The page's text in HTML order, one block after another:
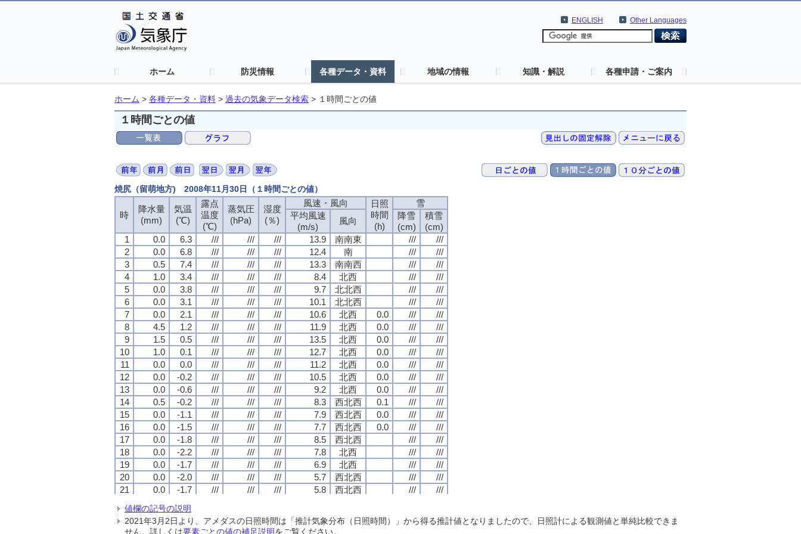
Other Languages
ENGLISH
ホーム 防災情報 各種データ・資料 地域の情報 知識・解説 各種申請・ご案内
ホーム > 各種データ・資料 > 過去の気象データ検索 > １時間ごとの値
１時間ごとの値
焼尻（留萌地方) 2008年11月30日（１時間ごとの値）
時
降水量
(mm)
気温
(℃)
露点
温度
(℃)
蒸気圧
(hPa)
湿度
(％)
風速・風向
日照
時間
(h)
雪
平均風速
(m/s)
風向
降雪
(cm)
積雪
(cm)
1
0.0 6.3 /// /// /// 13.9 南南東 ///
///
2
0.0 6.8 /// /// /// 12.4 南 ///
///
3
0.5 7.4 /// /// /// 13.3 南南西 ///
///
4
1.0 3.4 /// /// /// 8.4 北西 ///
///
5
0.0 3.8 /// /// /// 9.7 北北西 ///
///
6
0.0 3.1 /// /// /// 10.1 北北西 ///
///
7
0.0 2.1 /// /// /// 10.6 北西 0.0 ///
///
8
4.5 1.2 /// /// /// 11.9 北西 0.0 ///
///
9
1.5 0.5 /// /// /// 13.5 北西 0.0 ///
///
10
1.0 0.1 /// /// /// 12.7 北西 0.0 ///
///
11
0.0 0.0 /// /// /// 11.2 北西 0.0 ///
///
12
0.0 -0.2 /// /// /// 10.5 北西 0.0 ///
///
13
0.0 -0.6 /// /// /// 9.2 北西 0.0 ///
///
14
0.5 -0.2 /// /// /// 8.3 西北西 0.1 ///
///
15
0.0 -1.1 /// /// /// 7.9 西北西 0.0 ///
///
16
0.0 -1.5 /// /// /// 7.7 西北西 0.0 ///
///
17
0.0 -1.8 /// /// /// 8.5 西北西 ///
///
18
0.0 -2.2 /// /// /// 7.8 北西 ///
///
19
0.0 -1.7 /// /// /// 6.9 北西 ///
///
20
0.0 -2.0 /// /// /// 5.7 西北西 ///
///
21
0.0 -1.7 /// /// /// 5.8 西北西 ///
///
23
0.0 -1.2 西北西
///
24
0.0 -1.1 /// /// /// 6.0 西北西 /// ///
時
降水量
(mm)
気温
(℃)
露点
温度
(℃)
蒸気圧
(hPa)
湿度
(％)
風速・風向
日照
時間
(h)
雪
平均風速
(m/s)
風向
降雪
(cm)
積雪
(cm)
1
0.0 6.3 /// /// /// 13.9 南南東 ///
///
2
0.0 6.8 /// /// /// 12.4 南 ///
///
3
0.5 7.4 /// /// /// 13.3 南南西 ///
///
4
1.0 3.4 /// /// /// 8.4 北西 ///
///
5
0.0 3.8 /// /// /// 9.7 北北西 ///
///
6
0.0 3.1 /// /// /// 10.1 北北西 ///
///
7
0.0 2.1 /// /// /// 10.6 北西 0.0 ///
///
8
4.5 1.2 /// /// /// 11.9 北西 0.0 ///
///
9
1.5 0.5 /// /// /// 13.5 北西 0.0 ///
///
10
1.0 0.1 /// /// /// 12.7 北西 0.0 ///
///
11
0.0 0.0 /// /// /// 11.2 北西 0.0 ///
///
12
0.0 -0.2 /// /// /// 10.5 北西 0.0 ///
///
13
0.0 -0.6 /// /// /// 9.2 北西 0.0 ///
///
14
0.5 -0.2 /// /// /// 8.3 西北西 0.1 ///
///
15
0.0 -1.1 /// /// /// 7.9 西北西 0.0 ///
///
16
0.0 -1.5 /// /// /// 7.7 西北西 0.0 ///
///
17
0.0 -1.8 /// /// /// 8.5 西北西 ///
///
18
0.0 -2.2 /// /// /// 7.8 北西 ///
///
19
0.0 -1.7 /// /// /// 6.9 北西 ///
///
20
0.0 -2.0 /// /// /// 5.7 西北西 ///
///
21
0.0 -1.7 /// /// /// 5.8 西北西 ///
///
23
0.0 -1.2 西北西
///
24
0.0 -1.1 /// /// /// 6.0 西北西 /// ///
時
降水量
(mm)
気温
(℃)
露点
温度
(℃)
蒸気圧
(hPa)
湿度
(％)
風速・風向
日照
時間
(h)
雪
平均風速
(m/s)
風向
降雪
(cm)
積雪
(cm)
1
0.0 6.3 /// /// /// 13.9 南南東 ///
///
2
0.0 6.8 /// /// /// 12.4 南 ///
///
3
0.5 7.4 /// /// /// 13.3 南南西 ///
///
4
1.0 3.4 /// /// /// 8.4 北西 ///
///
5
0.0 3.8 /// /// /// 9.7 北北西 ///
///
6
0.0 3.1 /// /// /// 10.1 北北西 ///
///
7
0.0 2.1 /// /// /// 10.6 北西 0.0 ///
///
8
4.5 1.2 /// /// /// 11.9 北西 0.0 ///
///
9
1.5 0.5 /// /// /// 13.5 北西 0.0 ///
///
10
1.0 0.1 /// /// /// 12.7 北西 0.0 ///
///
11
0.0 0.0 /// /// /// 11.2 北西 0.0 ///
///
12
0.0 -0.2 /// /// /// 10.5 北西 0.0 ///
///
13
0.0 -0.6 /// /// /// 9.2 北西 0.0 ///
///
14
0.5 -0.2 /// /// /// 8.3 西北西 0.1 ///
///
15
0.0 -1.1 /// /// /// 7.9 西北西 0.0 ///
///
16
0.0 -1.5 /// /// /// 7.7 西北西 0.0 ///
///
17
0.0 -1.8 /// /// /// 8.5 西北西 ///
///
18
0.0 -2.2 /// /// /// 7.8 北西 ///
///
19
0.0 -1.7 /// /// /// 6.9 北西 ///
///
20
0.0 -2.0 /// /// /// 5.7 西北西 ///
///
21
0.0 -1.7 /// /// /// 5.8 西北西 ///
///
23
0.0 -1.2 西北西
///
24
0.0 -1.1 /// /// /// 6.0 西北西 /// ///
時
降水量
(mm)
気温
(℃)
露点
温度
(℃)
蒸気圧
(hPa)
湿度
(％)
風速・風向
日照
時間
(h)
雪
平均風速
(m/s)
風向
降雪
(cm)
積雪
(cm)
1
0.0 6.3 /// /// /// 13.9 南南東 ///
///
2
0.0 6.8 /// /// /// 12.4 南 ///
///
3
0.5 7.4 /// /// /// 13.3 南南西 ///
///
4
1.0 3.4 /// /// /// 8.4 北西 ///
///
5
0.0 3.8 /// /// /// 9.7 北北西 ///
///
6
0.0 3.1 /// /// /// 10.1 北北西 ///
///
7
0.0 2.1 /// /// /// 10.6 北西 0.0 ///
///
8
4.5 1.2 /// /// /// 11.9 北西 0.0 ///
///
9
1.5 0.5 /// /// /// 13.5 北西 0.0 ///
///
10
1.0 0.1 /// /// /// 12.7 北西 0.0 ///
///
11
0.0 0.0 /// /// /// 11.2 北西 0.0 ///
///
12
0.0 -0.2 /// /// /// 10.5 北西 0.0 ///
///
13
0.0 -0.6 /// /// /// 9.2 北西 0.0 ///
///
14
0.5 -0.2 /// /// /// 8.3 西北西 0.1 ///
///
15
0.0 -1.1 /// /// /// 7.9 西北西 0.0 ///
///
16
0.0 -1.5 /// /// /// 7.7 西北西 0.0 ///
///
17
0.0 -1.8 /// /// /// 8.5 西北西 ///
///
18
0.0 -2.2 /// /// /// 7.8 北西 ///
///
19
0.0 -1.7 /// /// /// 6.9 北西 ///
///
20
0.0 -2.0 /// /// /// 5.7 西北西 ///
///
21
0.0 -1.7 /// /// /// 5.8 西北西 ///
///
23
0.0 -1.2 西北西
///
24
0.0 -1.1 /// /// /// 6.0 西北西 /// ///
値欄の記号の説明
2021年3月2日より、アメダスの日照時間は「推計気象分布（日照時間）」から得る推計値となりましたので、日照計による観測値と単純比較できま
せん。詳しくは要素ごとの値の補足説明をご覧ください。